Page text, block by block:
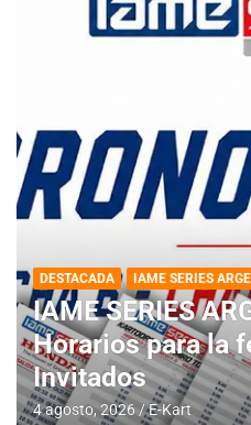
DESTACADA IAME SERIES
IAME SERIES
Horarios para la
Invitados
4 agosto, 2026 E-Kart